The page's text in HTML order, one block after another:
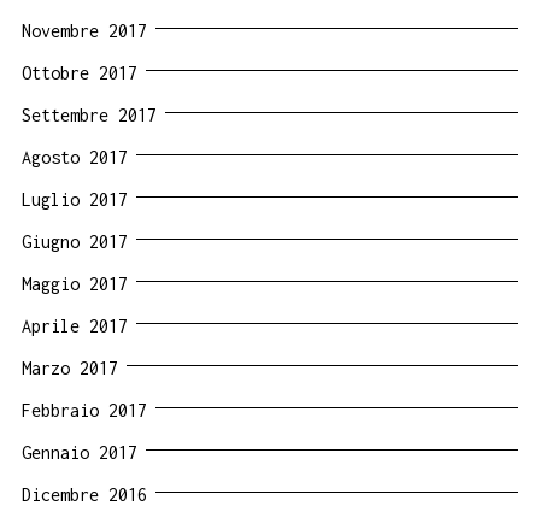
Novembre 2017
Ottobre 2017
Settembre 2017
Agosto 2017
Luglio 2017
Giugno 2017
Maggio 2017
Aprile 2017
Marzo 2017
Febbraio 2017
Gennaio 2017
Dicembre 2016